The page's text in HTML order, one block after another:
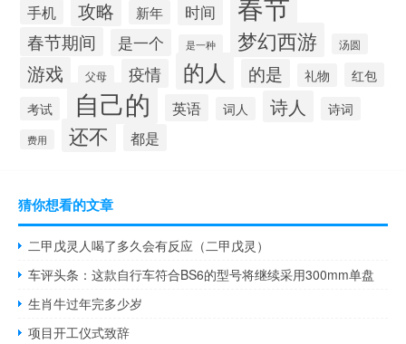
手机 攻略 新年 时间
春节期间 是一个 是一种 梦幻西游 汤圆
游戏 父母 疫情 的人 的是 礼物 红包
考试 自己的 英语 词人 诗人 诗词
费用 还不 都是
猜你想看的文章
二甲戊灵人喝了多久会有反应（二甲戊灵）
车评头条：这款自行车符合BS6的型号将继续采用300mm单盘
生肖牛过年完多少岁
项目开工仪式致辞